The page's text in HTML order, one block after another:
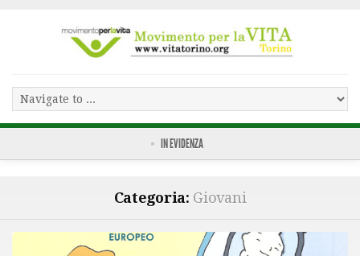
IN EVIDENZA
Categoria: Giovani